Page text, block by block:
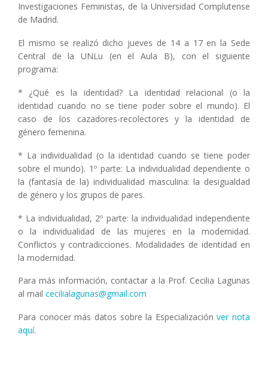
Investigaciones Feministas, de la Universidad Complutense
de Madrid.
El mismo se realizó dicho jueves de 14 a 17 en la Sede
Central de la UNLu (en el Aula B), con el siguiente
programa:
* ¿Qué es la identidad? La identidad relacional (o la
identidad cuando no se tiene poder sobre el mundo). El
caso de los cazadores-recolectores y la identidad de
género femenina.
* La individualidad (o la identidad cuando se tiene poder
sobre el mundo). 1º parte: La individualidad dependiente o
la (fantasía de la) individualidad masculina: la desigualdad
de género y los grupos de pares.
* La individualidad, 2º parte: la individualidad independiente
o la individualidad de las mujeres en la modernidad.
Conflictos y contradicciones. Modalidades de identidad en
la modernidad.
Para más información, contactar a la Prof. Cecilia Lagunas
al mail cecilialagunas@gmail.com
Para conocer más datos sobre la Especializaciónver nota
aquí.